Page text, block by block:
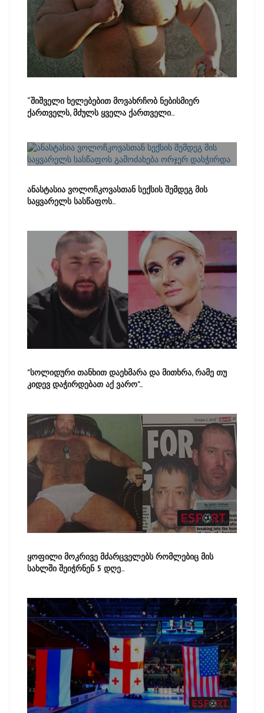
“შიშველი ხელებებით მოვახრჩობ ნებისმიერ
ქართველს, მძულს ყველა ქართველი..
ანასტასია ვოლოჩკოვასთან სექსის შემდეგ მის
საყვარელს სასწაფოს..
"სოლიდური თანხით დაეხმარა და მითხრა, რამე თუ
კიდევ დაჭირდებათ აქ ვარო"..
ყოფილი მოკრივე მძარცველებს რომლებიც მის
სახლში შეიჭრნენ 5 დღე..